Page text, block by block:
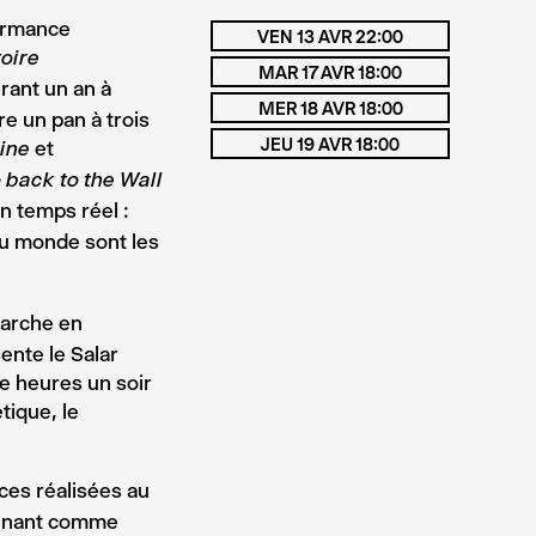
un an à
un pan à trois
et
to the Wall
temps réel :
monde sont les
en
le Salar
heures un soir
le
réalisées au
comme
VEN 13 AVR 22:00
MAR 17 AVR 18:00
MER 18 AVR 18:00
JEU 19 AVR 18:00